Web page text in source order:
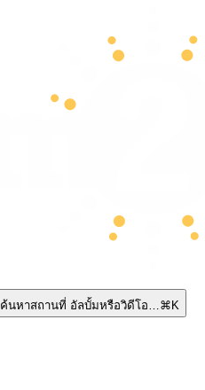
ค้นหาสถานที่ อัลบั้มหรือวิดีโอ…⌘K